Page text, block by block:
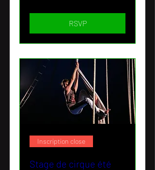
RSVP
Inscription close
Stage de cirque été